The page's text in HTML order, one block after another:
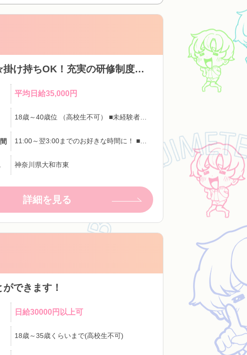
【未経験大歓迎】オープニングキャスト募集☆掛け持ちOK！充実の研修制度あり！最大限プロデュースします♪
平均日給35,000円
18歳～40歳位 （高校生不可） ■未経験者大歓迎 ■エステ経験者優遇 ■学生、OL、主婦歓迎
11:00～翌3:00までのお好きな時間に！ ■副業・WワークOK
神奈川県大和市東
詳細を見る
できます！
日給30000円以上可
18歳～35歳くらいまで(高校生不可)